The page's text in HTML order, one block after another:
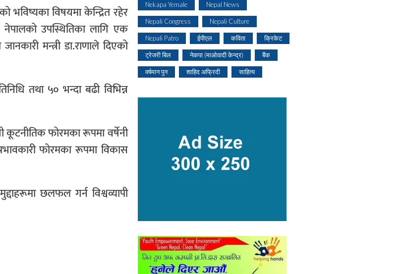
भविष्यका विषयमा केन्द्रित रहेर
नेपालको उपस्थितिका लागि एक
मन्त्री डा.राणाले दिएको
तथा ५० भन्दा बढी विभिन्न
कूटनीतिक फोरमका रूपमा वर्षेनी
फोरमका रूपमा विकास
छलफल गर्न विश्वव्यापी
Nekapa Yemale Nepal News
Nepali Congress Nepali Culture
Nepali Patro ईपीएल कविता क्रिकेट
ट्रेजरी बिल नेकपा (माओवादी केन्द्र) बैंक
वर्षमान पुन शाहिद अफ्रिदी साहित्य